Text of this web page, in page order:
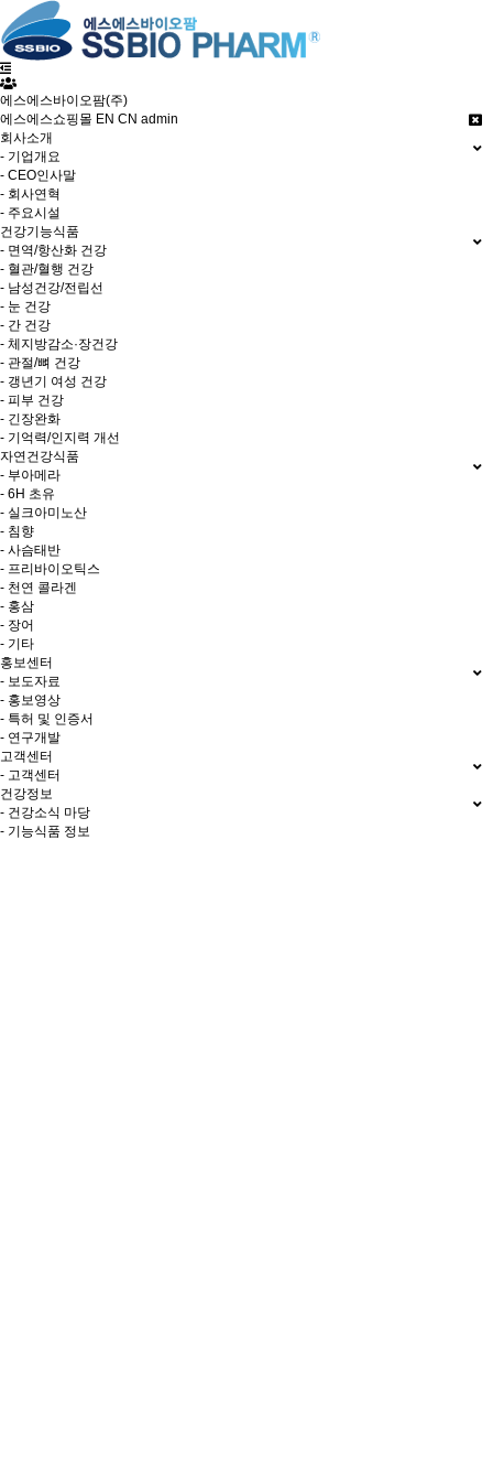
에스에스바이오팜(주)
에스에스쇼핑몰 EN CN admin
회사소개
- 기업개요
- CEO인사말
- 회사연혁
- 주요시설
건강기능식품
- 면역/항산화 건강
- 혈관/혈행 건강
- 남성건강/전립선
- 눈 건강
- 간 건강
- 체지방감소·장건강
- 관절/뼈 건강
- 갱년기 여성 건강
- 피부 건강
- 긴장완화
- 기억력/인지력 개선
자연건강식품
- 부아메라
- 6H 초유
- 실크아미노산
- 침향
- 사슴태반
- 프리바이오틱스
- 천연 콜라겐
- 홍삼
- 장어
- 기타
홍보센터
- 보도자료
- 홍보영상
- 특허 및 인증서
- 연구개발
고객센터
- 고객센터
건강정보
- 건강소식 마당
- 기능식품 정보